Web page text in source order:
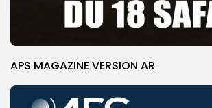
APS MAGAZINE VERSION AR